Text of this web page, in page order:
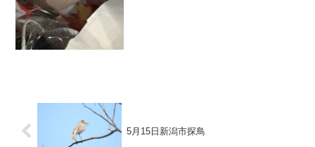
5月15日新潟市探鳥